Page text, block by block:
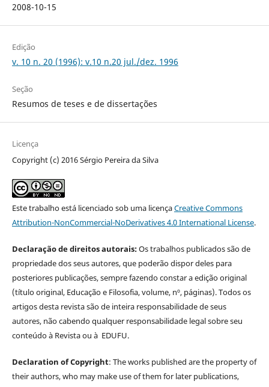
2008-10-15
Edição
v. 10 n. 20 (1996): v.10 n.20 jul./dez. 1996
Seção
Resumos de teses e de dissertações
Licença
Copyright (c) 2016 Sérgio Pereira da Silva
Este trabalho está licenciado sob uma licençaCreative Commons
Attribution-NonCommercial-NoDerivatives 4.0 International License.
Declaração de direitos autorais:Os trabalhos publicados são de
propriedade dos seus autores, que poderão dispor deles para
posteriores publicações, sempre fazendo constar a edição original
(título original, Educação e Filosofia, volume, nº, páginas). Todos os
artigos desta revista são de inteira responsabilidade de seus
autores, não cabendo qualquer responsabilidade legal sobre seu
conteúdo à Revista ou à EDUFU.
Declaration of Copyright: The works published are the property of
their authors, who may make use of them for later publications,